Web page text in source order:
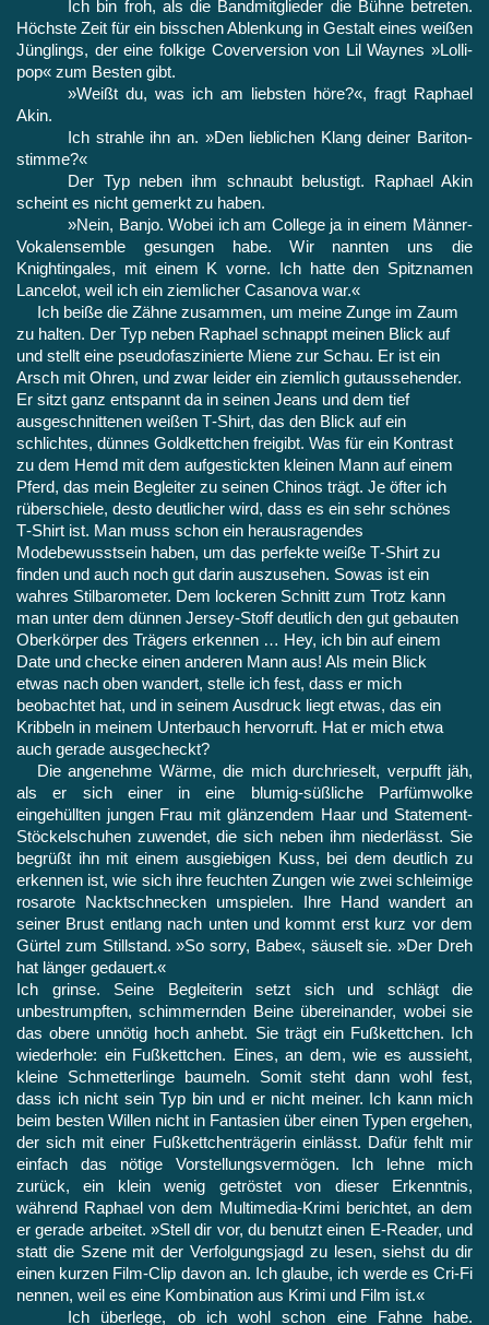
Ich bin froh, als die Bandmitglieder die Bühne betreten.
Höchste Zeit für ein bisschen Ablenkung in Gestalt eines weißen
Jünglings, der eine folkige Coverversion von Lil Waynes »Lolli­
pop« zum Besten gibt.
»Weißt du, was ich am liebsten höre?«, fragt Raphael
Akin.
Ich strahle ihn an. »Den lieblichen Klang deiner Bariton­
stimme?«
Der Typ neben ihm schnaubt belustigt. Raphael Akin
scheint es nicht gemerkt zu haben.
»Nein, Banjo. Wobei ich am College ja in einem Männer-
Vo­kalensemble gesungen habe. Wir nannten uns die
Knightingales, mit einem K vorne. Ich hatte den Spitznamen
Lancelot, weil ich ein ziemlicher Casanova war.«
Ich beiße die Zähne zusammen, um meine Zunge im Zaum
zu halten. Der Typ neben Raphael schnappt meinen Blick auf
und stellt eine pseudofaszinierte Miene zur Schau. Er ist ein
Arsch mit Ohren, und zwar leider ein ziemlich gutaussehender.
Er sitzt ganz entspannt da in seinen Jeans und dem tief
ausgeschnittenen wei­ßen T‑Shirt, das den Blick auf ein
schlichtes, dünnes Goldkett­chen freigibt. Was für ein Kontrast
zu dem Hemd mit dem auf­gestickten kleinen Mann auf einem
Pferd, das mein Begleiter zu seinen Chinos trägt. Je öfter ich
rüberschiele, desto deutlicher wird, dass es ein sehr schönes
T‑Shirt ist. Man muss schon ein herausragendes
Modebewusstsein haben, um das perfekte weiße T‑Shirt zu
finden und auch noch gut darin auszusehen. Sowas ist ein
wahres Stilbarometer. Dem lockeren Schnitt zum Trotz kann
man unter dem dünnen Jersey-Stoff deutlich den gut gebauten
Oberkörper des Trägers erkennen … Hey, ich bin auf einem
Date und checke einen anderen Mann aus! Als mein Blick
etwas nach oben wandert, stelle ich fest, dass er mich
beobachtet hat, und in seinem Ausdruck liegt etwas, das ein
Kribbeln in meinem Unter­bauch hervorruft. Hat er mich etwa
auch gerade ausgecheckt?
Die angenehme Wärme, die mich durchrieselt, verpufft jäh,
als er sich einer in eine blumig-süßliche Parfümwolke
eingehüllten jungen Frau mit glänzendem Haar und Statement-
Stöckelschuhen zuwendet, die sich neben ihm niederlässt. Sie
begrüßt ihn mit einem ausgiebigen Kuss, bei dem deutlich zu
erkennen ist, wie sich ihre feuchten Zungen wie zwei schleimige
rosarote Nackt­schnecken umspielen. Ihre Hand wandert an
seiner Brust entlang nach unten und kommt erst kurz vor dem
Gürtel zum Stillstand. »So sorry, Babe«, säuselt sie. »Der Dreh
hat länger gedauert.«
Ich grinse. Seine Begleiterin setzt sich und schlägt die
unbestrumpften, schimmernden Beine übereinander, wobei sie
das obere unnötig hoch anhebt. Sie trägt ein Fußkettchen. Ich
wieder­hole: ein Fußkettchen. Eines, an dem, wie es aussieht,
kleine Schmetterlinge baumeln. Somit steht dann wohl fest,
dass ich nicht sein Typ bin und er nicht meiner. Ich kann mich
beim bes­ten Willen nicht in Fantasien über einen Typen ergehen,
der sich mit einer Fußkettchenträgerin einlässt. Dafür fehlt mir
einfach das nötige Vorstellungsvermögen. Ich lehne mich
zurück, ein klein wenig getröstet von dieser Erkenntnis,
während Raphael von dem Multimedia-Krimi berichtet, an dem
er gerade arbeitet. »Stell dir vor, du benutzt einen E‑Reader, und
statt die Szene mit der Verfolgungsjagd zu lesen, siehst du dir
einen kurzen Film-Clip davon an. Ich glaube, ich werde es Cri‑Fi
nennen, weil es eine Kombination aus Krimi und Film ist.«
Ich überlege, ob ich wohl schon eine Fahne habe.